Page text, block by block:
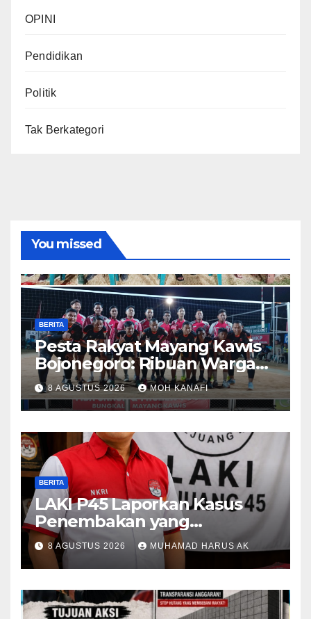
OPINI
Pendidikan
Politik
Tak Berkategori
You missed
BERITA
​Pesta Rakyat Mayang Kawis
Bojonegoro: Ribuan Warga
Tumplek Blek Saksikan Final
Voli, Kades 3 Periode Dipuji
Setinggi Langit
8 AGUSTUS 2026 MOH KANAFI
BERITA
LAKI P45 Laporkan Kasus
Penembakan yang
Tewaskan Terduga Pencuri
Durian oleh Oknum Pegawai
Lapas Lubuklinggau
8 AGUSTUS 2026 MUHAMAD HARUS AK